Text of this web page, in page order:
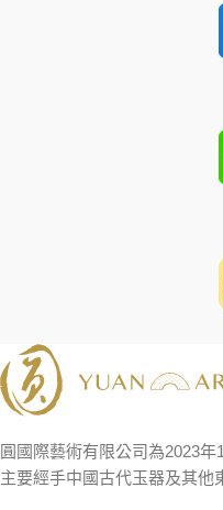
圓國際藝術有限公司為2023
主要經手中國古代玉器及其他